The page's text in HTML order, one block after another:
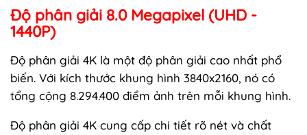
Độ phân giải 8.0 Megapixel (UHD -
1440P)
Độ phân giải 4K là một độ phân giải cao nhất phổ
biến. Với kích thước khung hình 3840x2160, nó có
tổng cộng 8.294.400 điểm ảnh trên mỗi khung hình.
Độ phân giải 4K cung cấp chi tiết rõ nét và chất